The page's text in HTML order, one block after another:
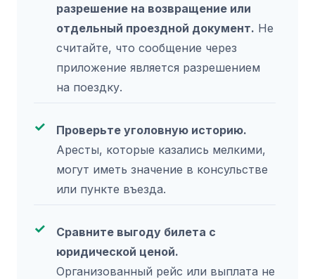
разрешение на возвращение или
отдельный проездной документ. Не
считайте, что сообщение через
приложение является разрешением
на поездку.
Проверьте уголовную историю.
Аресты, которые казались мелкими,
могут иметь значение в консульстве
или пункте въезда.
Сравните выгоду билета с
юридической ценой.
Организованный рейс или выплата не